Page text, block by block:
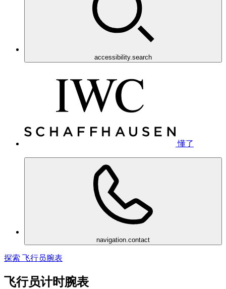
accessibility.search
懂了
navigation.contact
探索 飞行员腕表
飞行员计时腕表